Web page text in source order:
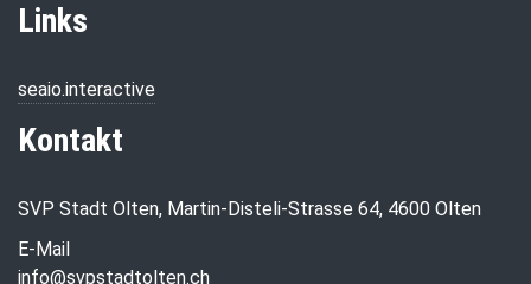
Links
seaio.interactive
Kontakt
SVP Stadt Olten, Martin-Disteli-Strasse 64, 4600 Olten
E-Mail
info@svpstadtolten.ch